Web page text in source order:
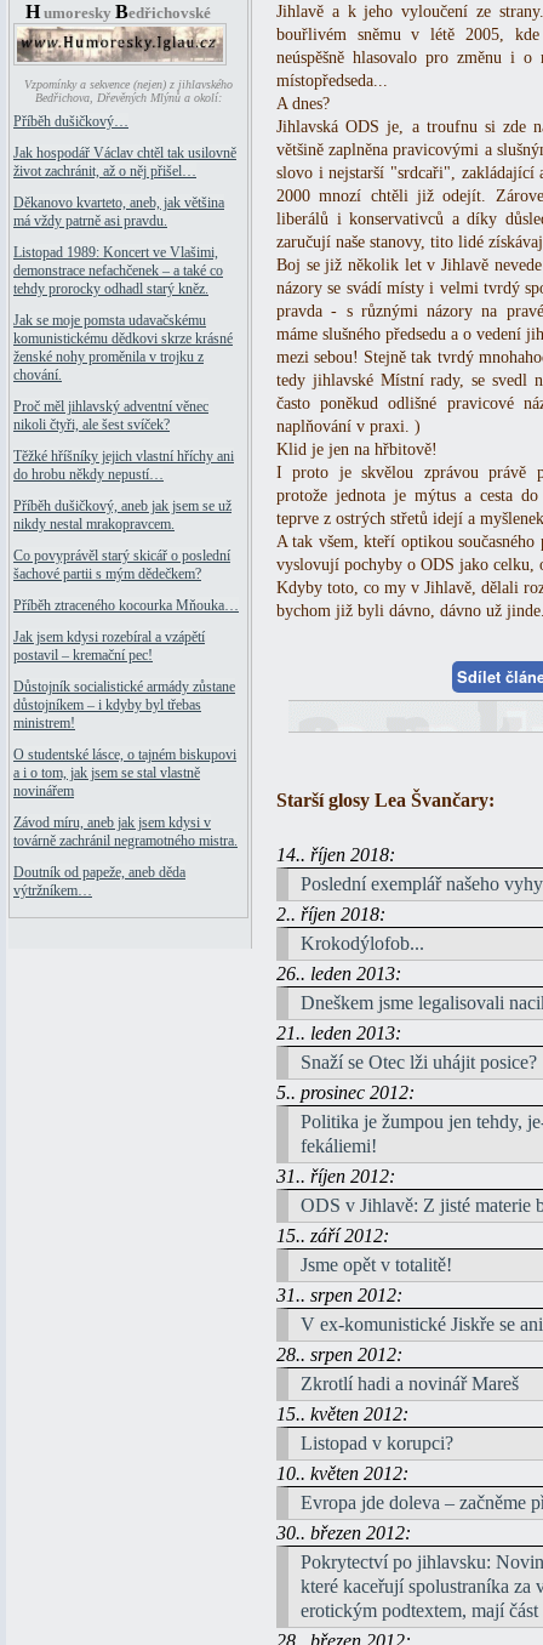
H umoresky Bedřichovské
Vzpomínky a sekvence (nejen) z jihlavského
Bedřichova, Dřevěných Mlýnů a okolí:
Příběh dušičkový…
Jak hospodář Václav chtěl tak usilovně
život zachránit, až o něj přišel…
Děkanovo kvarteto, aneb, jak většina
má vždy patrně asi pravdu.
Listopad 1989: Koncert ve Vlašimi,
demonstrace nefachčenek – a také co
tehdy prorocky odhadl starý kněz.
Jak se moje pomsta udavačskému
komunistickému dědkovi skrze krásné
ženské nohy proměnila v trojku z
chování.
Proč měl jihlavský adventní věnec
nikoli čtyři, ale šest svíček?
Těžké hříšníky jejich vlastní hříchy ani
do hrobu někdy nepustí…
Příběh dušičkový, aneb jak jsem se už
nikdy nestal mrakopravcem.
Co povyprávěl starý skicář o poslední
šachové partii s mým dědečkem?
Příběh ztraceného kocourka Mňouka…
Jak jsem kdysi rozebíral a vzápětí
postavil – kremační pec!
Důstojník socialistické armády zůstane
důstojníkem – i kdyby byl třebas
ministrem!
O studentské lásce, o tajném biskupovi
a i o tom, jak jsem se stal vlastně
novinářem
Závod míru, aneb jak jsem kdysi v
továrně zachránil negramotného mistra.
Doutník od papeže, aneb děda
výtržníkem…
Jihlavě a k jeho vyloučení ze
bouřlivém sněmu v létě 2005,
neúspěšně hlasovalo pro změnu i
místopředseda...
A dnes?
Jihlavská ODS je, a troufnu si zde
většině zaplněna pravicovými a
slovo i nejstarší "srdcaři", zakládající
2000 mnozí chtěli již odejít.
liberálů i konservativců a díky
zaručují naše stanovy, tito lidé
Boj se již několik let v Jihlavě
názory se svádí místy i velmi tvrdý
pravda - s různými názory na
máme slušného předsedu a o vedení
mezi sebou! Stejně tak tvrdý
tedy jihlavské Místní rady, se svedl
často poněkud odlišné pravicové
naplňování v praxi. )
Klid je jen na hřbitově!
I proto je skvělou zprávou právě
protože jednota je mýtus a cesta
teprve z ostrých střetů idejí a
A tak všem, kteří optikou
vyslovují pochyby o ODS jako celku,
Kdyby toto, co my v Jihlavě, dělali
bychom již byli dávno, dávno už
Sdílet
Starší glosy Lea Švančary:
14.. říjen 2018:
Poslední exemplář našeho
2.. říjen 2018:
Krokodýlofob...
26.. leden 2013:
Dneškem jsme legalisovali
21.. leden 2013:
Snaží se Otec lži uhájit posice?
5.. prosinec 2012:
Politika je žumpou jen tehdy,
fekáliemi!
31.. říjen 2012:
ODS v Jihlavě: Z jisté materie
15.. září 2012:
Jsme opět v totalitě!
31.. srpen 2012:
V ex-komunistické Jiskře se
28.. srpen 2012:
Zkrotlí hadi a novinář Mareš
15.. květen 2012:
Listopad v korupci?
10.. květen 2012:
Evropa jde doleva – začněme
30.. březen 2012:
Pokrytectví po jihlavsku:
které kaceřují spolustraníka za
erotickým podtextem, mají